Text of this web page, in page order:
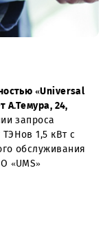
т А.Темура, 24,
запроса
ООО «UMS»